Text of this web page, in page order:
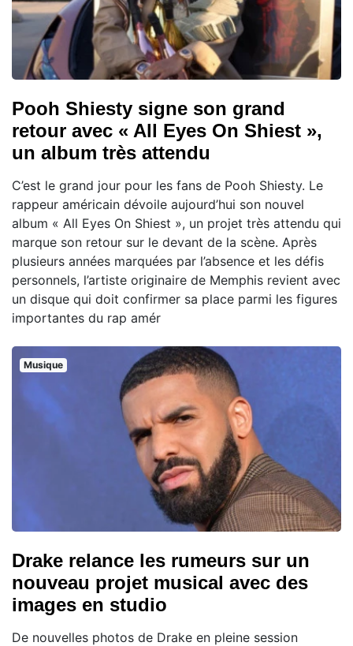
Pooh Shiesty signe son grand
retour avec « All Eyes On Shiest »,
un album très attendu
C’est le grand jour pour les fans de Pooh Shiesty. Le
rappeur américain dévoile aujourd’hui son nouvel
album « All Eyes On Shiest », un projet très attendu qui
marque son retour sur le devant de la scène. Après
plusieurs années marquées par l’absence et les défis
personnels, l’artiste originaire de Memphis revient avec
un disque qui doit confirmer sa place parmi les figures
importantes du rap amér
Musique
Drake relance les rumeurs sur un
nouveau projet musical avec des
images en studio
De nouvelles photos de Drake en pleine session